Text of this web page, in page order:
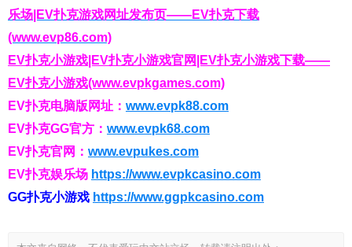
乐场|EV扑克游戏网址发布页——EV扑克下载
(www.evp86.com)
EV扑克小游戏|EV扑克小游戏官网|EV扑克小游戏下载——
EV扑克小游戏(www.evpkgames.com)
EV扑克电脑版网址： www.evpk88.com
EV扑克GG官方： www.evpk68.com
EV扑克官网： www.evpukes.com
EV扑克娱乐场 https://www.evpkcasino.com
GG扑克小游戏 https://www.ggpkcasino.com